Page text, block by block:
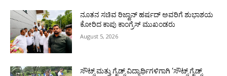
ನೂತನ ಸಚಿವ ರಿಜ್ವಾನ್ ಹರ್ಷದ್ ಅವರಿಗೆ ಶುಭಾಶಯ
ಕೋರಿದ ಕಾಪು ಕಾಂಗ್ರೆಸ್ ಮುಖಂಡರು
August 5, 2026
ಸೌಟ್ಸ್ ಮತ್ತು ಗೈಡ್ಸ್ ವಿದ್ಯಾರ್ಥಿಗಳಿಗಾಗಿ ‘ಸೌಟ್ಸ್ ಗೈಡ್ಸ್